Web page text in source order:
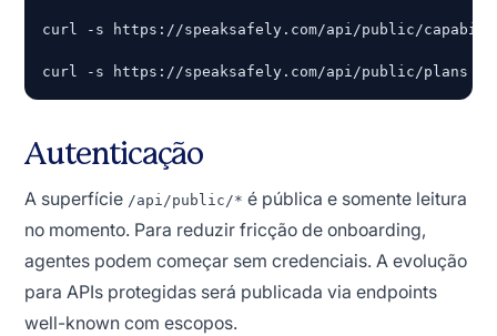
curl -s https://speaksafely.com/api/public/
curl -s https://speaksafely.com/api/public/plans |
Autenticação
A superfície /api/public/* é pública e somente leitura
no momento. Para reduzir fricção de onboarding,
agentes podem começar sem credenciais. A evolução
para APIs protegidas será publicada via endpoints
well-known com escopos.